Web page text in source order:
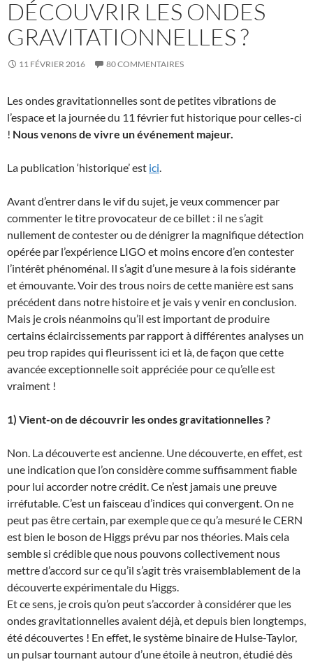
DÉCOUVRIR LES ONDES
GRAVITATIONNELLES ?
11 FÉVRIER 2016 80 COMMENTAIRES
Les ondes gravitationnelles sont de petites vibrations de
l’espace et la journée du 11 février fut historique pour celles-ci
! Nous venons de vivre un événement majeur.
La publication ‘historique’ est ici.
Avant d’entrer dans le vif du sujet, je veux commencer par
commenter le titre provocateur de ce billet : il ne s’agit
nullement de contester ou de dénigrer la magnifique détection
opérée par l’expérience LIGO et moins encore d’en contester
l’intérêt phénoménal. Il s’agit d’une mesure à la fois sidérante
et émouvante. Voir des trous noirs de cette manière est sans
précédent dans notre histoire et je vais y venir en conclusion.
Mais je crois néanmoins qu’il est important de produire
certains éclaircissements par rapport à différentes analyses un
peu trop rapides qui fleurissent ici et là, de façon que cette
avancée exceptionnelle soit appréciée pour ce qu’elle est
vraiment !
1) Vient-on de découvrir les ondes gravitationnelles ?
Non. La découverte est ancienne. Une découverte, en effet, est
une indication que l’on considère comme suffisamment fiable
pour lui accorder notre crédit. Ce n’est jamais une preuve
irréfutable. C’est un faisceau d’indices qui convergent. On ne
peut pas être certain, par exemple que ce qu’a mesuré le CERN
est bien le boson de Higgs prévu par nos théories. Mais cela
semble si crédible que nous pouvons collectivement nous
mettre d’accord sur ce qu’il s’agit très vraisemblablement de la
découverte expérimentale du Higgs.
Et ce sens, je crois qu’on peut s’accorder à considérer que les
ondes gravitationnelles avaient déjà, et depuis bien longtemps,
été découvertes ! En effet, le système binaire de Hulse-Taylor,
un pulsar tournant autour d’une étoile à neutron, étudié dès